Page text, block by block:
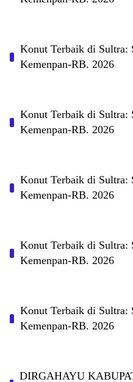
Konut Terbaik di Sultra:
Kemenpan-RB. 2026
Konut Terbaik di Sultra:
Kemenpan-RB. 2026
Konut Terbaik di Sultra:
Kemenpan-RB. 2026
Konut Terbaik di Sultra:
Kemenpan-RB. 2026
Konut Terbaik di Sultra:
Kemenpan-RB. 2026
DIRGAHAYU